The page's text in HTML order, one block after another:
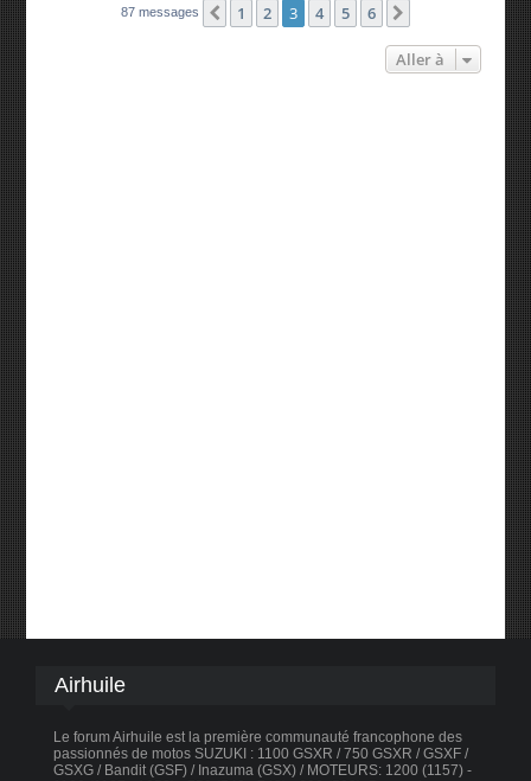
87 messages Précédente
1 2 3 4 5 6
Aller à
Airhuile
Le forum Airhuile est la première communauté francophone des
passionnés de motos SUZUKI : 1100 GSXR / 750 GSXR / GSXF /
GSXG / Bandit (GSF) / Inazuma (GSX) / MOTEURS: 1200 (1157) -